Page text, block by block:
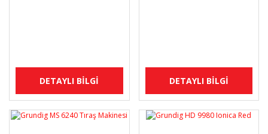
DETAYLI BİLGİ DETAYLI BİLGİ